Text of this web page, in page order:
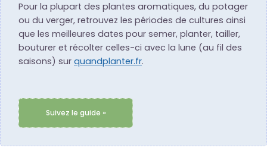
Pour la plupart des plantes aromatiques, du potager
ou du verger, retrouvez les périodes de cultures ainsi
que les meilleures dates pour semer, planter, tailler,
bouturer et récolter celles-ci avec la lune (au fil des
saisons) sur quandplanter.fr.
Suivez le guide »